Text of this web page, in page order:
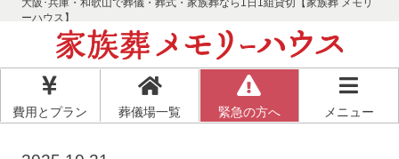
大阪･兵庫・和歌山で葬儀・葬式・家族葬なら1日1組貸切【家族葬 メモリ
ーハウス】
費用とプラン 葬儀場一覧 緊急の方へ メニュー